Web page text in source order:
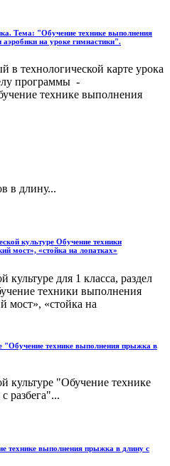
Тема: "Обучение технике выполнения
на уроке гимнастики".
в технологической карте урока
программы -
технике выполнения
в длину...
культуре Обучение техники
мост», «стойка на лопатках»
культуре для 1 класса, раздел
техники выполнения
мост», «стойка на
"Обучение технике выполнения прыжка в
культуре "Обучение технике
разбега"...
технике выполнения прыжка в длину с